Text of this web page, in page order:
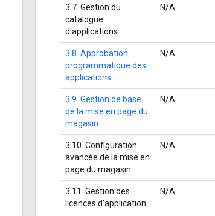
3.7. Gestion du
catalogue
d'applications
N/A
3.8. Approbation
programmatique des
applications
N/A
3.9. Gestion de base
de la mise en page du
magasin
N/A
3.10. Configuration
avancée de la mise en
page du magasin
N/A
3.11. Gestion des
licences d'application
N/A